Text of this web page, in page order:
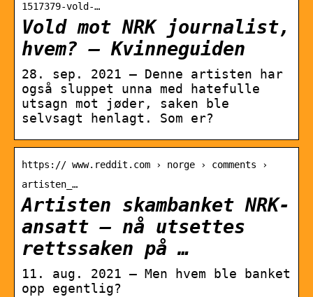
1517379-vold-…
Vold mot NRK journalist,
hvem? – Kvinneguiden
28. sep. 2021 — Denne artisten har
også sluppet unna med hatefulle
utsagn mot jøder, saken ble
selvsagt henlagt. Som er?
https:// www.reddit.com › norge › comments ›
artisten_…
Artisten skambanket NRK-
ansatt – nå utsettes
rettssaken på …
11. aug. 2021 — Men hvem ble banket
opp egentlig?